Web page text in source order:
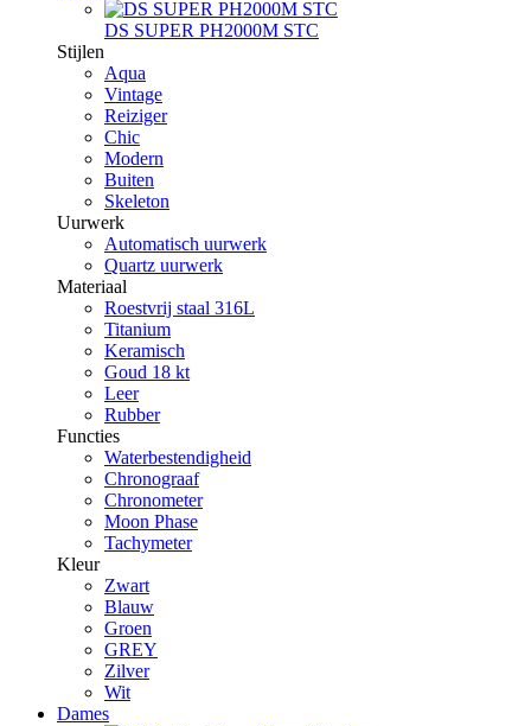
DS SUPER PH2000M STC
Stijlen
Aqua
Vintage
Reiziger
Chic
Modern
Buiten
Skeleton
Uurwerk
Automatisch uurwerk
Quartz uurwerk
Materiaal
Roestvrij staal 316L
Titanium
Keramisch
Goud 18 kt
Leer
Rubber
Functies
Waterbestendigheid
Chronograaf
Chronometer
Moon Phase
Tachymeter
Kleur
Zwart
Blauw
Groen
GREY
Zilver
Wit
Dames